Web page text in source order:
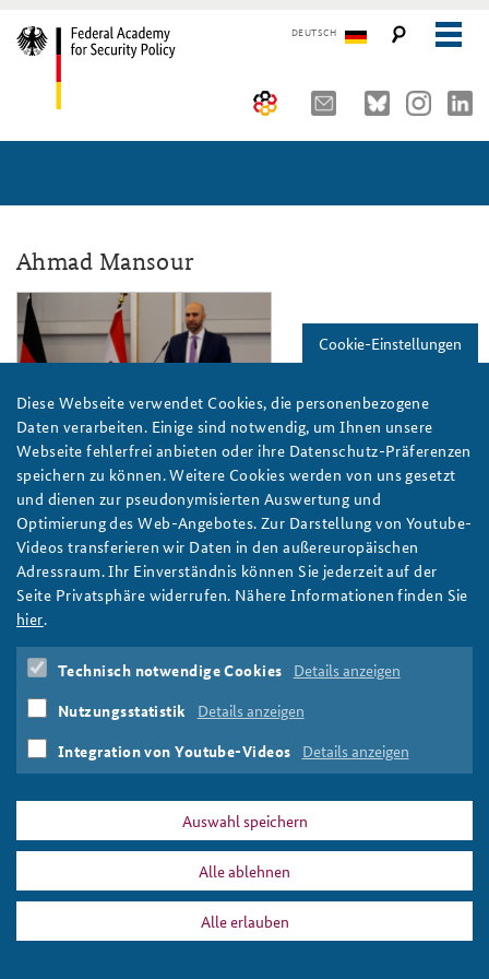
DEUTSCH
Advisory Board
Organisation
The Association of Friends
Partners
Young Leaders in Security Policy
Directions
Seminars, Conferences and Events
Security Policy Course for Senior Officials
Core Course on Security Policy
German Forum on Security Policy
Public Events
Further Events
Working Papers
Ahmad Mansour
kcp19_teaser.png
Foto: BAKS/Sommerfeld
Ahmad Mansour mit Karl-Carstens-Preis
ausgezeichnet
Der Psychologe, Autor und Aktivist Ahmad Mansour ist mit dem
Karl-Carstens-Preis des Freundeskreises der BAKS
ausgezeichnet worden. Laudatorin und erste Gratulantin war
Verteidigungsministerin Annegret Kramp-Karrenbauer.
weiter
Ahmad Mansour,Karl-Carstens-Preis,Migration,
Integration,Annegret Kramp-Karrenbauer
DATA PRIVACY IMPRINT
Cookie-Einstellungen
Diese Webseite verwendet Cookies, die personenbezogene
Daten verarbeiten. Einige sind notwendig, um Ihnen unsere
Webseite fehlerfrei anbieten oder ihre Datenschutz-Präferenzen
speichern zu können. Weitere Cookies werden von uns gesetzt
und dienen zur pseudonymisierten Auswertung und
Optimierung des Web-Angebotes. Zur Darstellung von Youtube-
Videos transferieren wir Daten in den außereuropäischen
Adressraum. Ihr Einverständnis können Sie jederzeit auf der
Seite Privatsphäre widerrufen. Nähere Informationen finden Sie
hier.
Technisch notwendige Cookies Details anzeigen
Nutzungsstatistik Details anzeigen
Integration von Youtube-Videos Details anzeigen
Auswahl speichern
Alle ablehnen
Alle erlauben